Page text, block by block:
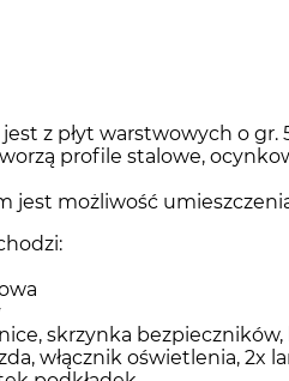
z płyt warstwowych o
profile stalowe,
jest możliwość
skrzynka bezpieczników,
włącznik oświetlenia, 2x